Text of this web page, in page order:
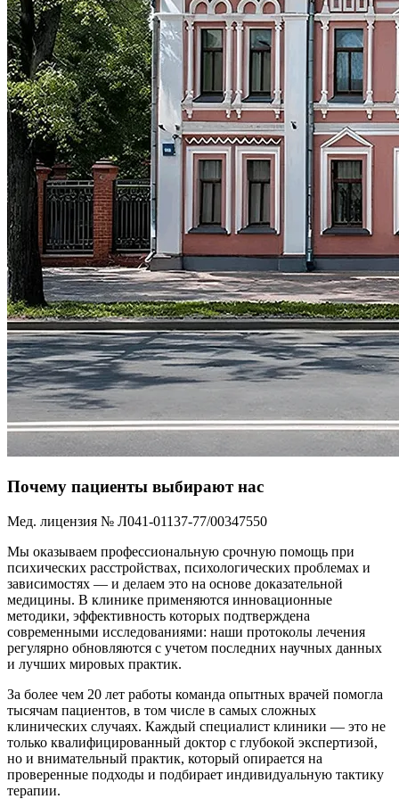
Почему пациенты выбирают нас
Мед. лицензия № Л041-01137-77/00347550
Мы оказываем профессиональную срочную помощь при
психических расстройствах, психологических проблемах и
зависимостях — и делаем это на основе доказательной
медицины. В клинике применяются инновационные
методики, эффективность которых подтверждена
современными исследованиями: наши протоколы лечения
регулярно обновляются с учетом последних научных данных
и лучших мировых практик.
За более чем 20 лет работы команда опытных врачей помогла
тысячам пациентов, в том числе в самых сложных
клинических случаях. Каждый специалист клиники — это не
только квалифицированный доктор с глубокой экспертизой,
но и внимательный практик, который опирается на
проверенные подходы и подбирает индивидуальную тактику
терапии.